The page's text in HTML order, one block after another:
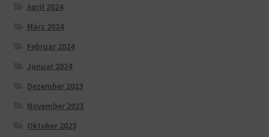
April 2024
März 2024
Februar 2024
Januar 2024
Dezember 2023
November 2023
Oktober 2023